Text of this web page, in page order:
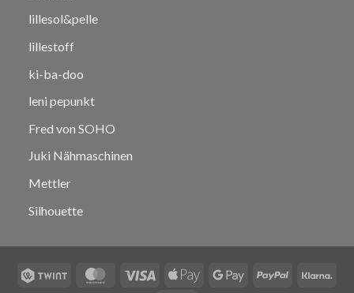
lillesol&pelle
lillestoff
ki-ba-doo
leni pepunkt
Fred von SOHO
Juki Nähmaschinen
Mettler
Silhouette
Twint MasterCard
Visa
Apple
Google PayPal